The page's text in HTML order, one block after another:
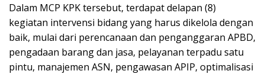
Dalam MCP KPK tersebut, terdapat delapan (8)
kegiatan intervensi bidang yang harus dikelola dengan
baik, mulai dari perencanaan dan penganggaran APBD,
pengadaan barang dan jasa, pelayanan terpadu satu
pintu, manajemen ASN, pengawasan APIP, optimalisasi